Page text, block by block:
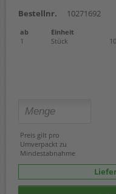
Bestellnr.
10271692
ab Einheit
1
Stück
Preis gilt pro
Umverpackt zu
Mindestabnahme